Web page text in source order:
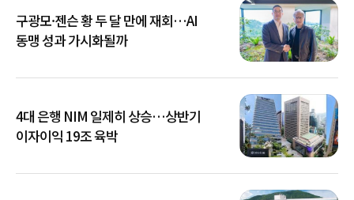
구광모·젠슨 황 두 달 만에 재회…AI
동맹 성과 가시화될까
4대 은행 NIM 일제히 상승…상반기
이자이익 19조 육박